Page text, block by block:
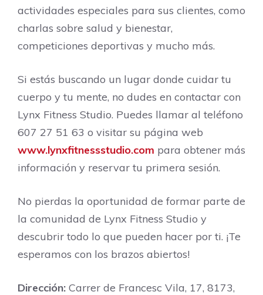
actividades especiales para sus clientes, como
charlas sobre salud y bienestar,
competiciones deportivas y mucho más.
Si estás buscando un lugar donde cuidar tu
cuerpo y tu mente, no dudes en contactar con
Lynx Fitness Studio. Puedes llamar al teléfono
607 27 51 63 o visitar su página web
www.lynxfitnessstudio.com para obtener más
información y reservar tu primera sesión.
No pierdas la oportunidad de formar parte de
la comunidad de Lynx Fitness Studio y
descubrir todo lo que pueden hacer por ti. ¡Te
esperamos con los brazos abiertos!
Dirección: Carrer de Francesc Vila, 17, 8173,